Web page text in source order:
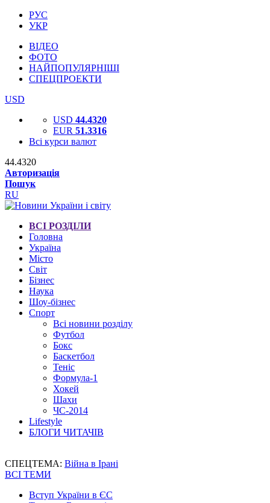
РУС
УКР
ВІДЕО
ФОТО
НАЙПОПУЛЯРНІШІ
СПЕЦПРОЕКТИ
USD
USD 44.4320
EUR 51.3316
Всі курси валют
44.4320
Авторизація
Пошук
RU
ВСІ РОЗДІЛИ
Головна
Україна
Місто
Світ
Бізнес
Наука
Шоу-бізнес
Спорт
Всі новини розділу
Футбол
Бокс
Баскетбол
Теніс
Формула-1
Хокей
Шахи
ЧС-2014
Lifestyle
БЛОГИ ЧИТАЧІВ
СПЕЦТЕМА: Війна в Ірані
ВСІ ТЕМИ
Вступ України в ЄС